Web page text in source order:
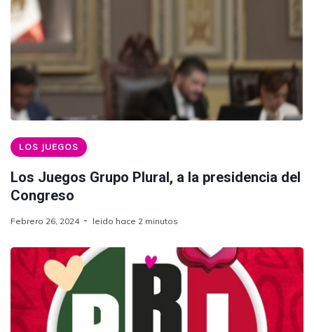
LOS JUEGOS
Los Juegos Grupo Plural, a la presidencia del
Congreso
Febrero 26, 2024 leido hace 2 minutos